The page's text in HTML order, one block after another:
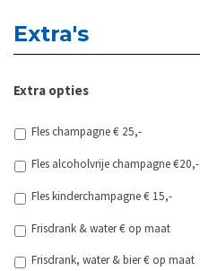
Extra's
Extra opties
Fles champagne € 25,-
Fles alcoholvrije champagne €20,-
Fles kinderchampagne € 15,-
Frisdrank & water € op maat
Frisdrank, water & bier € op maat